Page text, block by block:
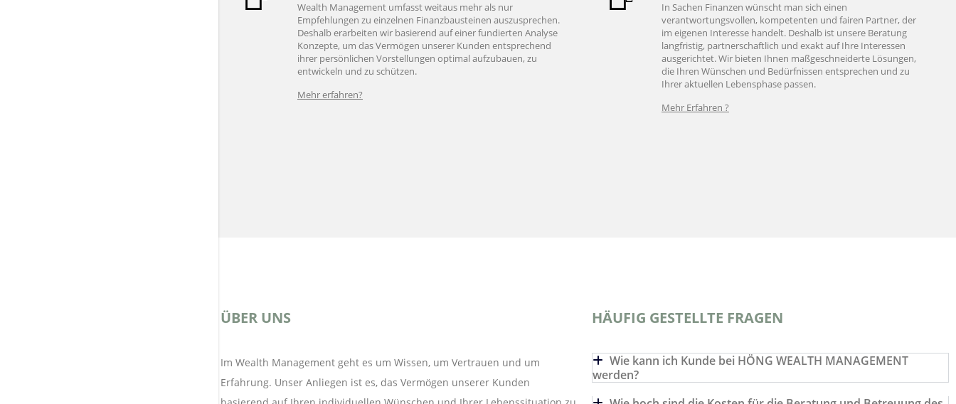
Wealth Management umfasst weitaus mehr als nur
Empfehlungen zu einzelnen Finanzbausteinen auszusprechen.
Deshalb erarbeiten wir basierend auf einer fundierten Analyse
Konzepte, um das Vermögen unserer Kunden entsprechend
ihrer persönlichen Vorstellungen optimal aufzubauen, zu
entwickeln und zu schützen.
Mehr erfahren?
In Sachen Finanzen wünscht man sich einen
verantwortungsvollen, kompetenten und fairen Partner, der
im eigenen Interesse handelt. Deshalb ist unsere Beratung
langfristig, partnerschaftlich und exakt auf Ihre Interessen
ausgerichtet. Wir bieten Ihnen maßgeschneiderte Lösungen,
die Ihren Wünschen und Bedürfnissen entsprechen und zu
Ihrer aktuellen Lebensphase passen.
Mehr Erfahren ?
ÜBER UNS
Im Wealth Management geht es um Wissen, um Vertrauen und um
Erfahrung. Unser Anliegen ist es, das Vermögen unserer Kunden
HÄUFIG GESTELLTE FRAGEN
Wie kann ich Kunde bei HÖNG WEALTH MANAGEMENT
werden?